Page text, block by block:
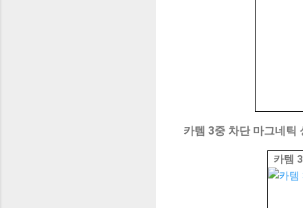
카템 3중 차단 마그네틱
카템